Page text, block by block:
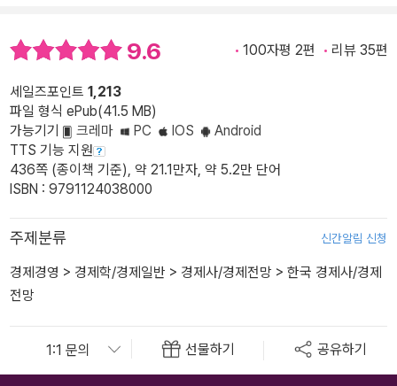
9.6 100자평 2편 리뷰 35편
세일즈포인트 1,213
파일 형식 ePub(41.5 MB)
가능기기
크레마 PC IOS
Android
TTS 기능 지원
436쪽 (종이책 기준), 약 21.1만자, 약 5.2만 단어
ISBN : 9791124038000
주제분류 신간알림 신청
경제경영 > 경제학/경제일반 > 경제사/경제전망 > 한국 경제사/경제
전망
선물하기 공유하기